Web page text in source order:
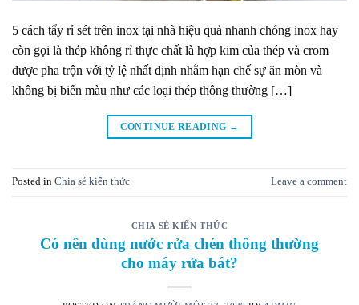
5 cách tẩy rỉ sét trên inox tại nhà hiệu quả nhanh chóng inox hay
còn gọi là thép không rỉ thực chất là hợp kim của thép và crom
được pha trộn với tỷ lệ nhất định nhằm hạn chế sự ăn mòn và
không bị biến màu như các loại thép thông thường […]
CONTINUE READING →
Posted in Chia sẻ kiến thức Leave a comment
CHIA SẺ KIẾN THỨC
Có nên dùng nước rửa chén thông thường
cho máy rửa bát?